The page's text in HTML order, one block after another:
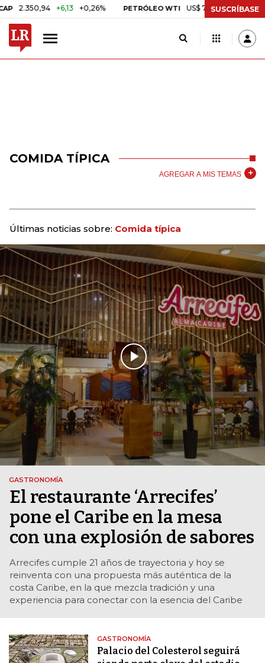
+6,13 +0,26% PETRÓLEO WTI US$ 78,01 US$ 2,92 +3,89%
SUSCRÍBASE
COMIDA TÍPICA
AGREGAR A MIS TEMAS
Últimas noticias sobre: Comida típica
GASTRONOMÍA
El restaurante ‘Arrecifes’
pone el Caribe en la mesa
con una explosión de sabores
Arrecifes cumple 21 años de trayectoria y hoy se
reinventa con una propuesta más auténtica de la
costa Caribe, en la que mezcla tradición y una
experiencia para conectar con la esencia del Caribe
GASTRONOMÍA
Palacio del Colesterol seguirá